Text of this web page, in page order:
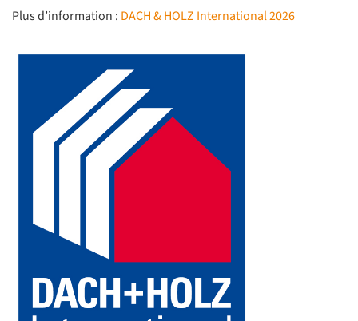
Plus d’information : DACH & HOLZ International 2026